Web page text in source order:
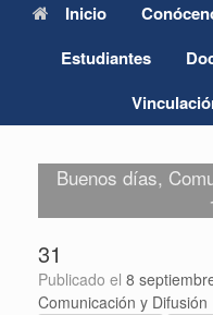
Inicio
Estudiantes
Buenos días,
31
Publicado el 8
Comunicación y Difusión